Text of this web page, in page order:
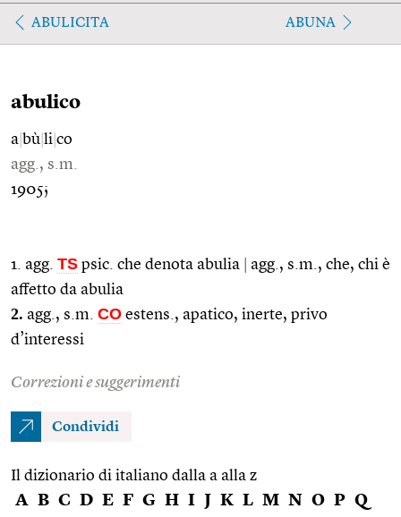
ABULICITA ABUNA
abulico
a bù li co
agg., s.m.
1905;
1. agg. TS psic. che denota abulia
agg., s.m., che, chi è
affetto da abulia
2. agg., s.m. CO estens., apatico, inerte, privo
d’interessi
Correzioni e suggerimenti
Condividi
Il dizionario di italiano dalla a alla z
A B C D E F G H I J K L M N O P Q